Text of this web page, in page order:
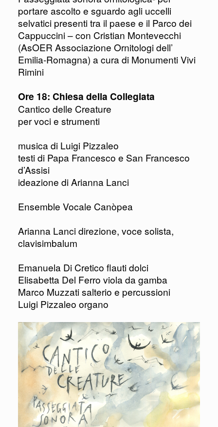
portare ascolto e sguardo agli uccelli
selvatici presenti tra il paese e il Parco dei
Cappuccini – con Cristian Montevecchi
(AsOER Associazione Ornitologi dell’
Emilia-Romagna) a cura di Monumenti Vivi
Rimini
Ore 18: Chiesa della Collegiata
Cantico delle Creature
per voci e strumenti
musica di Luigi Pizzaleo
testi di Papa Francesco e San Francesco
d’Assisi
ideazione di Arianna Lanci
Ensemble Vocale Canòpea
Arianna Lanci direzione, voce solista,
clavisimbalum
Emanuela Di Cretico flauti dolci
Elisabetta Del Ferro viola da gamba
Marco Muzzati salterio e percussioni
Luigi Pizzaleo organo